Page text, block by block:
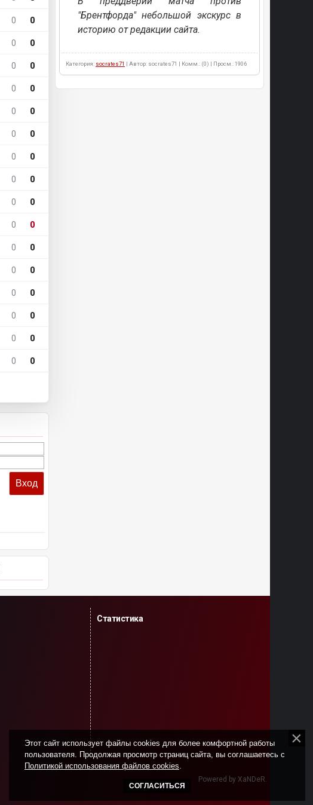
0 0
0 0
0 0
0 0
0 0
0 0
0 0
0 0
0 0
0 0
0 0
0 0
0 0
0 0
0 0
0 0
"Брентфорда" небольшой экскурс в
историю от редакции сайта.
Категория: socrates71 | Автор: socrates71 | Комм.: (0) | Просм.: 1906
Статистика
Powered by XaNDeR.
Этот сайт использует файлы cookies для более комфортной работы
пользователя. Продолжая просмотр страниц сайта, вы соглашаетесь с
Политикой использования файлов cookies
СОГЛАСИТЬСЯ